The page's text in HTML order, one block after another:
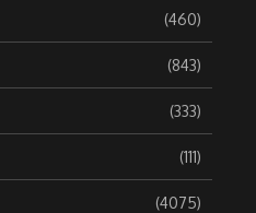
(460)
(843)
(333)
(111)
(4075)